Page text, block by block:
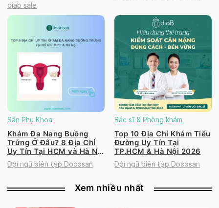
diab sale
Sản Phụ Khoa
Khám Đa Nang Buồng
Trứng Ở Đâu? 8 Địa Chỉ
Uy Tín Tại HCM và Hà Nội
2026
Đội ngũ biên tập Docosan
Bác sĩ & Phòng khám
Top 10 Địa Chỉ Khám Tiểu
Đường Uy Tín Tại
TP.HCM & Hà Nội 2026
Đội ngũ biên tập Docosan
Xem nhiều nhất